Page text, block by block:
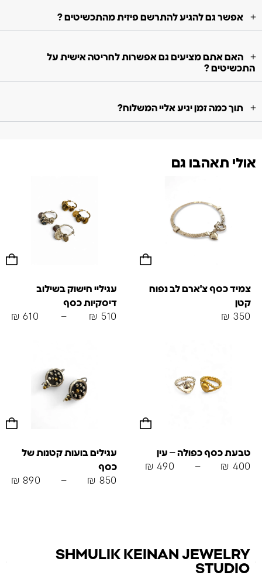
אפשר גם להגיע להתרשם פיזית מהתכשיטים ?
האם אתם מציעים גם אפשרות לחריטה אישית על
התכשיטים ?
תוך כמה זמן יגיע אליי המשלוח?
אולי תאהבו גם
צמיד כסף צ'ארם לב נפוח
קטן
₪ 350
עגיליי חישוק בשילוב
דיסקיות כסף
₪ 510
–
₪ 610
טבעת כסף כפולה – עין
₪ 400
–
₪ 490
עגילים בועות קטנות של
כסף
₪ 850
–
₪ 890
SHMULIK KEINAN JEWELRY
STUDIO